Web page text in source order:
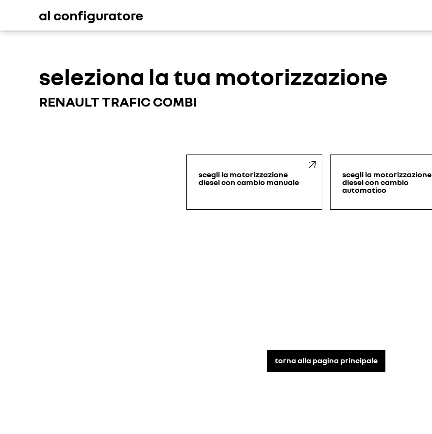
al configuratore
seleziona la tua motorizzazione
RENAULT TRAFIC COMBI
scegli la motorizzazione
diesel con cambio manuale
scegli la motorizzazione
diesel con cambio
automatico
torna alla pagina principale